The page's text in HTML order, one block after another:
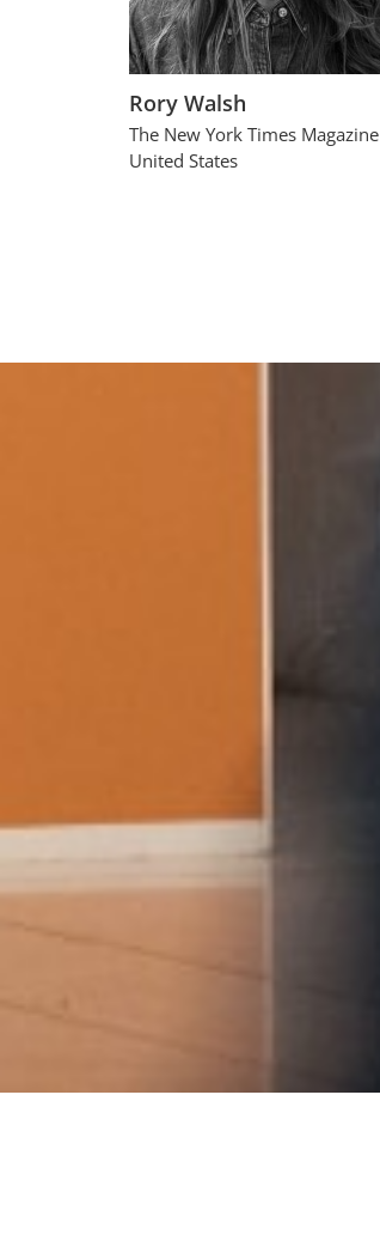
Rory Walsh
The New York Times Magazine
United States